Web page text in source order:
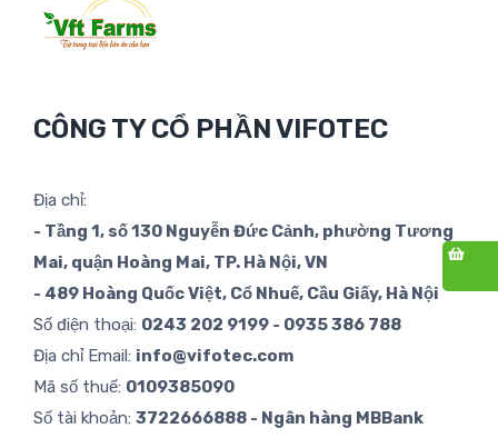
CÔNG TY CỔ PHẦN VIFOTEC
Địa chỉ:
- Tầng 1, số 130 Nguyễn Đức Cảnh, phường Tương
Mai, quận Hoàng Mai, TP. Hà Nội, VN
- 489 Hoàng Quốc Việt, Cổ Nhuế, Cầu Giấy, Hà Nội
Số điện thoại: 0243 202 9199 - 0935 386 788
Địa chỉ Email: info@vifotec.com
Mã số thuế: 0109385090
Số tài khoản: 3722666888 - Ngân hàng MBBank